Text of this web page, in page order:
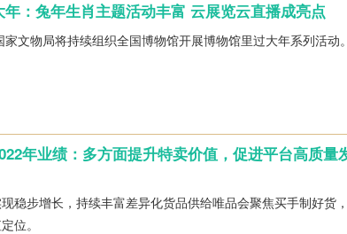
：兔年生肖主题活动丰富 云展览云直播成亮点
文物局将持续组织全国博物馆开展博物馆里过大年系列活动。
年业绩：多方面提升特卖价值，促进平台高质量
稳步增长，持续丰富差异化货品供给唯品会聚焦买手制好货
位。